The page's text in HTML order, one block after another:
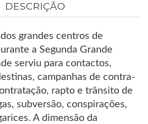
DESCRIÇÃO
grandes centros de
a Segunda Grande
serviu para contactos,
campanhas de contra-
rapto e trânsito de
subversão, conspirações,
A dimensão da